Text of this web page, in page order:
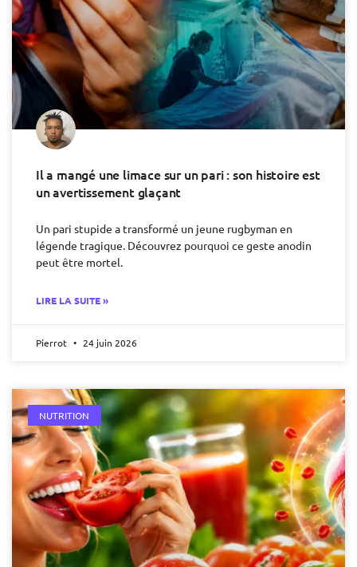
Il a mangé une limace sur un pari : son histoire est
un avertissement glaçant
Un pari stupide a transformé un jeune rugbyman en
légende tragique. Découvrez pourquoi ce geste anodin
peut être mortel.
LIRE LA SUITE »
Pierrot 24 juin 2026
NUTRITION